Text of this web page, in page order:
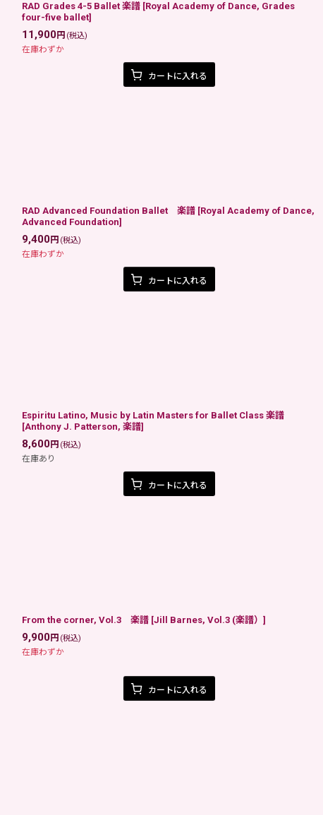
RAD Grades 4-5 Ballet 楽譜 [Royal Academy of Dance, Grades
four-five ballet]
11,900円 (税込)
在庫わずか
カートに入れる
RAD Advanced Foundation Ballet 楽譜 [Royal Academy of Dance,
Advanced Foundation]
9,400円 (税込)
在庫わずか
カートに入れる
Espiritu Latino, Music by Latin Masters for Ballet Class 楽譜
[Anthony J. Patterson, 楽譜]
8,600円 (税込)
在庫あり
カートに入れる
From the corner, Vol.3 楽譜 [Jill Barnes, Vol.3 (楽譜） ]
9,900円 (税込)
在庫わずか
カートに入れる